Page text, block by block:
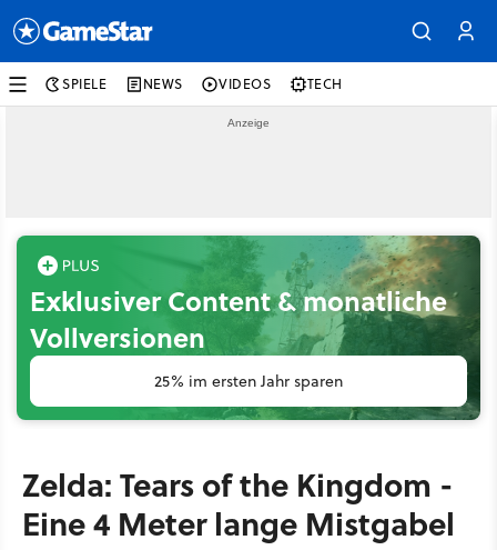
SPIELE NEWS VIDEOS TECH
Exklusiver Content & monatliche
Vollversionen
25% im ersten Jahr sparen
Zelda: Tears of the Kingdom -
Eine 4 Meter lange Mistgabel